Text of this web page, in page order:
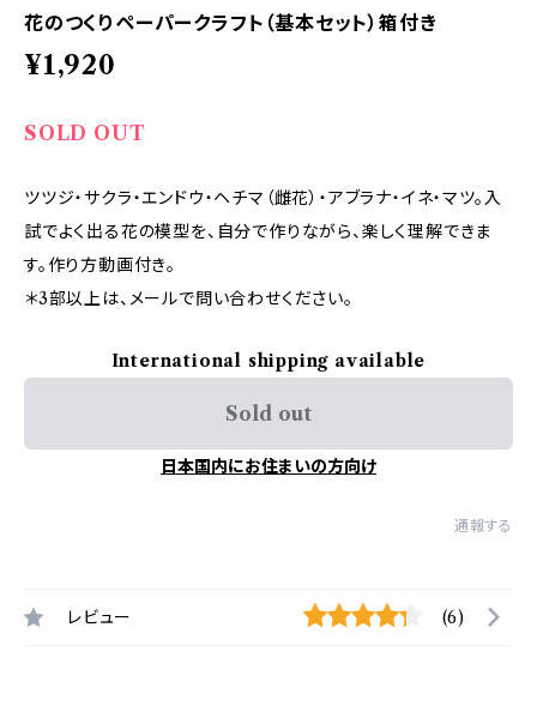
花のつくりペーパークラフト（基本セット）箱付き
¥1,920
SOLD OUT
ツツジ・サクラ・エンドウ・ヘチマ（雌花）・アブラナ・イネ・マツ。入
試でよく出る花の模型を、自分で作りながら、楽しく理解できま
す。作り方動画付き。
＊3部以上は、メールで問い合わせください。
International shipping available
Sold out
日本国内にお住まいの方向け
通報する
レビュー (6)